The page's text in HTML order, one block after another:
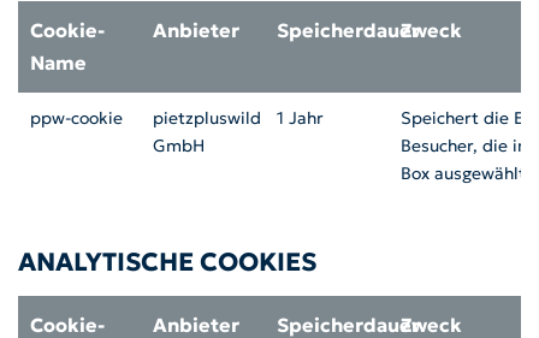
Cookie-
Name
Anbieter SpeicherdauerZweck
ppw-cookie
pietzpluswild
GmbH
1 Jahr
Speichert die
Besucher, die in
Box ausgewählt
ANALYTISCHE COOKIES
Cookie-
Anbieter SpeicherdauerZweck